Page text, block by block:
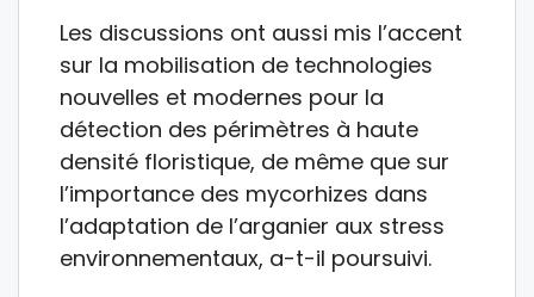
Les discussions ont aussi mis l’accent
sur la mobilisation de technologies
nouvelles et modernes pour la
détection des périmètres à haute
densité floristique, de même que sur
l’importance des mycorhizes dans
l’adaptation de l’arganier aux stress
environnementaux, a-t-il poursuivi.